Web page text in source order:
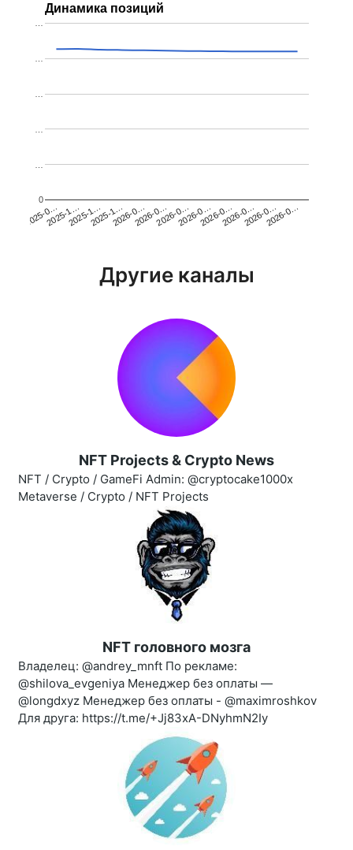
Динамика позиций
2025-0…2025-1…2025-1…2025-1…2026-0…2026-0…2026-0…2026-0…2026-0…2026-0…2026-0…2026-0…
0
…
…
Другие каналы
NFT Projects & Crypto News
NFT / Crypto / GameFi Admin: @cryptocake1000x
Metaverse / Crypto / NFT Projects
NFT головного мозга
Владелец: @andrey_mnft По рекламе:
@shilova_evgeniya Менеджер без оплаты —
@longdxyz Менеджер без оплаты - @maximroshkov
Для друга: https://t.me/+Jj83xA-DNyhmN2Iy